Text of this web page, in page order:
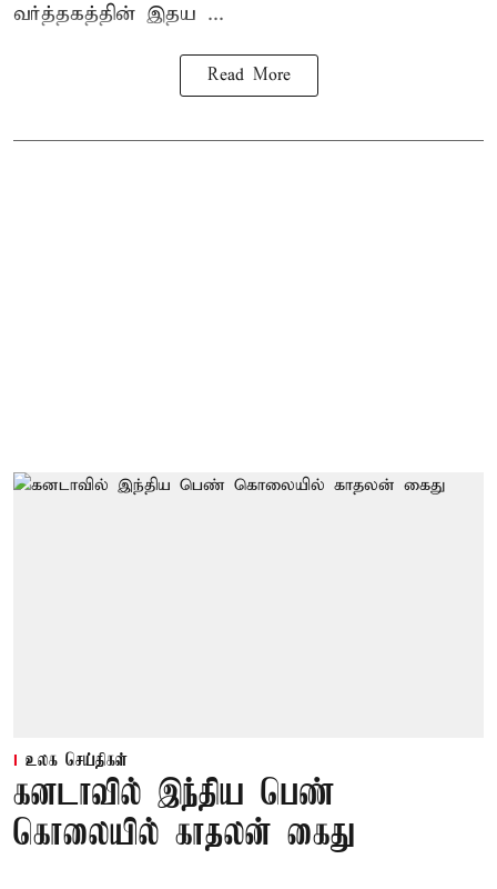
வர்த்தகத்தின் இதய ...
Read More
உலக செய்திகள்
கனடாவில் இந்திய பெண்
கொலையில் காதலன் கைது